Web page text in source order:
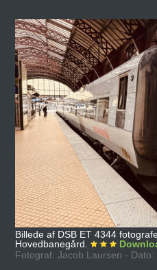
Billede af DSB ET 4344
Hovedbanegård.
Fotograf: Jacob Laursen -